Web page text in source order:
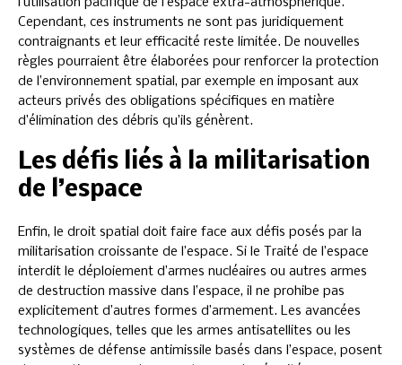
Cependant, ces instruments ne sont pas juridiquement
contraignants et leur efficacité reste limitée. De nouvelles
règles pourraient être élaborées pour renforcer la protection
de l’environnement spatial, par exemple en imposant aux
acteurs privés des obligations spécifiques en matière
d’élimination des débris qu’ils génèrent.
Les défis liés à la militarisation
de l’espace
Enfin, le droit spatial doit faire face aux défis posés par la
militarisation croissante de l’espace. Si le Traité de l’espace
interdit le déploiement d’armes nucléaires ou autres armes
de destruction massive dans l’espace, il ne prohibe pas
explicitement d’autres formes d’armement. Les avancées
technologiques, telles que les armes antisatellites ou les
systèmes de défense antimissile basés dans l’espace, posent